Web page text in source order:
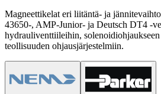
Magneettikelat eri liitäntä- ja
43650-, AMP-Junior- ja Deutsch DT4 -
hydrauliventtiileihin,
teollisuuden ohjausjärjestelmiin.